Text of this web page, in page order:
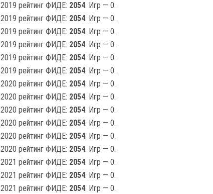
рейтинг ФИДЕ: 2054. Игр — 0.
рейтинг ФИДЕ: 2054. Игр — 0.
рейтинг ФИДЕ: 2054. Игр — 0.
рейтинг ФИДЕ: 2054. Игр — 0.
рейтинг ФИДЕ: 2054. Игр — 0.
рейтинг ФИДЕ: 2054. Игр — 0.
рейтинг ФИДЕ: 2054. Игр — 0.
рейтинг ФИДЕ: 2054. Игр — 0.
рейтинг ФИДЕ: 2054. Игр — 0.
рейтинг ФИДЕ: 2054. Игр — 0.
рейтинг ФИДЕ: 2054. Игр — 0.
рейтинг ФИДЕ: 2054. Игр — 0.
рейтинг ФИДЕ: 2054. Игр — 0.
рейтинг ФИДЕ: 2054. Игр — 0.
рейтинг ФИДЕ: 2054. Игр — 0.